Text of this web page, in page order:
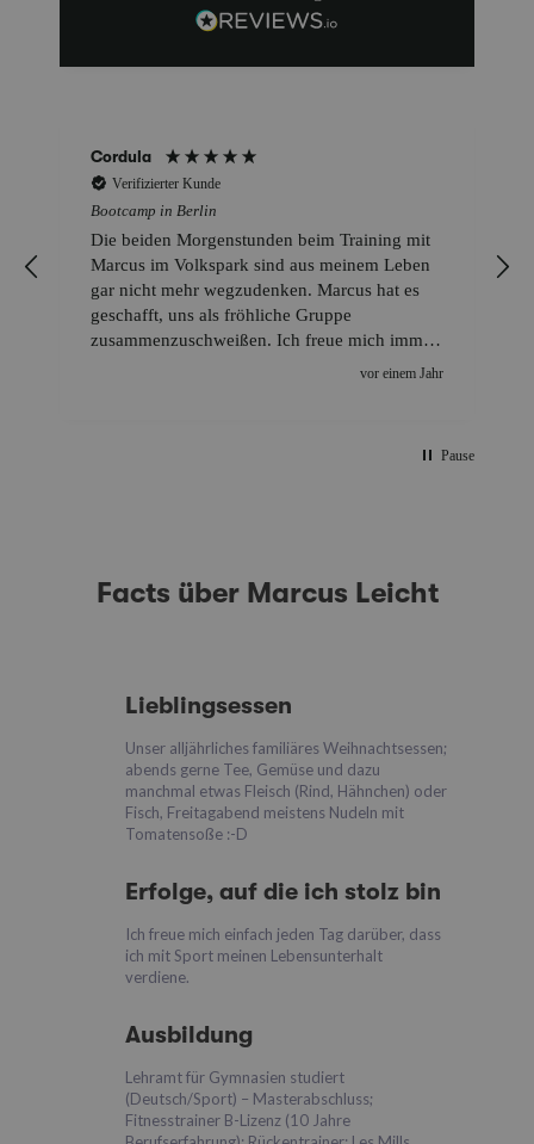
Cordula
Verifizierter Kunde
Bootcamp in Berlin
Die beiden Morgenstunden beim Training mit
Marcus im Volkspark sind aus meinem Leben
gar nicht mehr wegzudenken. Marcus hat es
geschafft, uns als fröhliche Gruppe
zusammenzuschweißen. Ich freue mich immer
vor einem Jahr
Pause
Facts über Marcus Leicht
Lieblingsessen
Unser alljährliches familiäres Weihnachtsessen;
abends gerne Tee, Gemüse und dazu
manchmal etwas Fleisch (Rind, Hähnchen) oder
Fisch, Freitagabend meistens Nudeln mit
Tomatensoße :-D
Erfolge, auf die ich stolz bin
Ich freue mich einfach jeden Tag darüber, dass
ich mit Sport meinen Lebensunterhalt
verdiene.
Ausbildung
Lehramt für Gymnasien studiert
(Deutsch/Sport) – Masterabschluss;
Fitnesstrainer B-Lizenz (10 Jahre